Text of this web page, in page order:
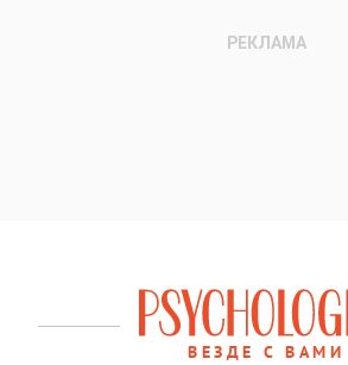
ВЕЗДЕ С ВАМИ